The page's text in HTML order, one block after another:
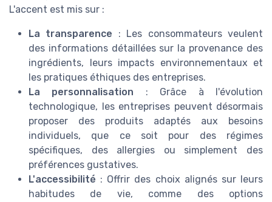
L'accent est mis sur :
La transparence : Les consommateurs veulent
des informations détaillées sur la provenance des
ingrédients, leurs impacts environnementaux et
les pratiques éthiques des entreprises.
La personnalisation : Grâce à l'évolution
technologique, les entreprises peuvent désormais
proposer des produits adaptés aux besoins
individuels, que ce soit pour des régimes
spécifiques, des allergies ou simplement des
préférences gustatives.
L'accessibilité : Offrir des choix alignés sur leurs
habitudes de vie, comme des options